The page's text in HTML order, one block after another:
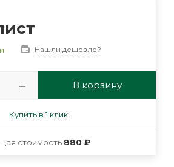
Нашли дешевле?
В корзину
Купить в 1 клик
стоимость 880 ₽